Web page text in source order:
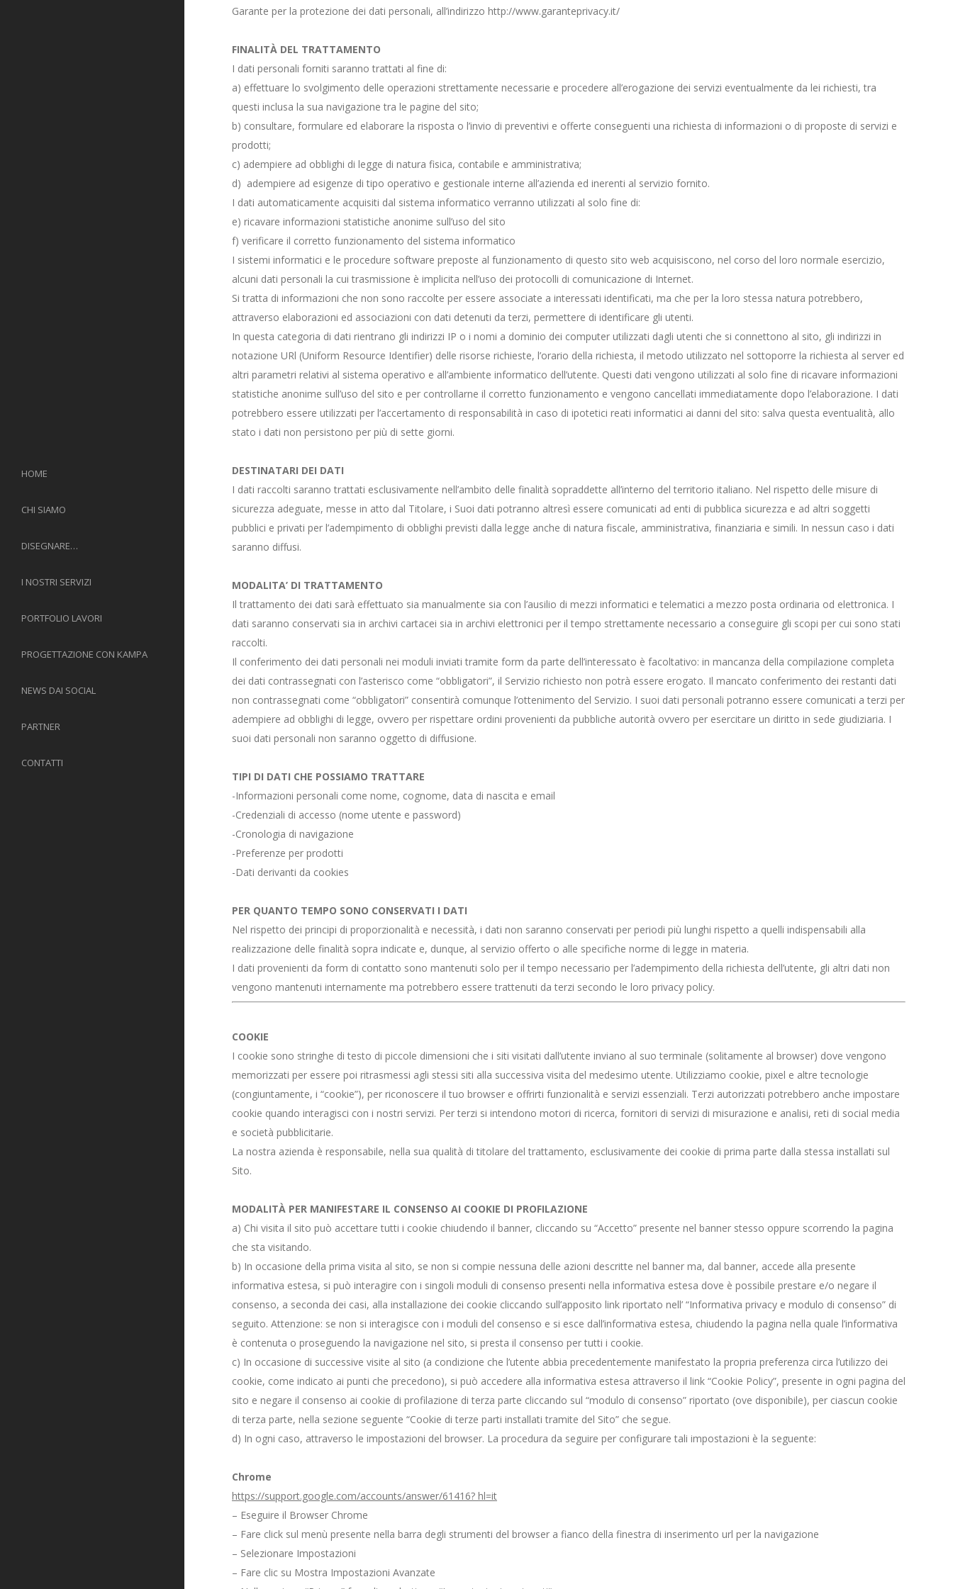
HOME
CHI SIAMO
DISEGNARE…
I NOSTRI SERVIZI
PORTFOLIO LAVORI
PROGETTAZIONE CON KAMPA
NEWS DAI SOCIAL
PARTNER
CONTATTI
Garante per la protezione dei dati personali, all’indirizzo http://www.garanteprivacy.it/
FINALITÀ DEL TRATTAMENTO
I dati personali forniti saranno trattati al fine di:
a) effettuare lo svolgimento delle operazioni strettamente necessarie e procedere all’erogazione dei servizi eventualmente da lei richiesti, tra
questi inclusa la sua navigazione tra le pagine del sito;
b) consultare, formulare ed elaborare la risposta o l’invio di preventivi e offerte conseguenti una richiesta di informazioni o di proposte di servizi e
prodotti;
c) adempiere ad obblighi di legge di natura fisica, contabile e amministrativa;
d) adempiere ad esigenze di tipo operativo e gestionale interne all’azienda ed inerenti al servizio fornito.
I dati automaticamente acquisiti dal sistema informatico verranno utilizzati al solo fine di:
e) ricavare informazioni statistiche anonime sull’uso del sito
f) verificare il corretto funzionamento del sistema informatico
I sistemi informatici e le procedure software preposte al funzionamento di questo sito web acquisiscono, nel corso del loro normale esercizio,
alcuni dati personali la cui trasmissione è implicita nell’uso dei protocolli di comunicazione di Internet.
Si tratta di informazioni che non sono raccolte per essere associate a interessati identificati, ma che per la loro stessa natura potrebbero,
attraverso elaborazioni ed associazioni con dati detenuti da terzi, permettere di identificare gli utenti.
In questa categoria di dati rientrano gli indirizzi IP o i nomi a dominio dei computer utilizzati dagli utenti che si connettono al sito, gli indirizzi in
notazione URl (Uniform Resource Identifier) delle risorse richieste, l’orario della richiesta, il metodo utilizzato nel sottoporre la richiesta al server ed
altri parametri relativi al sistema operativo e all’ambiente informatico dell’utente. Questi dati vengono utilizzati al solo fine di ricavare informazioni
statistiche anonime sull’uso del sito e per controllarne il corretto funzionamento e vengono cancellati immediatamente dopo l’elaborazione. I dati
potrebbero essere utilizzati per l’accertamento di responsabilità in caso di ipotetici reati informatici ai danni del sito: salva questa eventualità, allo
stato i dati non persistono per più di sette giorni.
DESTINATARI DEI DATI
I dati raccolti saranno trattati esclusivamente nell’ambito delle finalità sopraddette all’interno del territorio italiano. Nel rispetto delle misure di
sicurezza adeguate, messe in atto dal Titolare, i Suoi dati potranno altresì essere comunicati ad enti di pubblica sicurezza e ad altri soggetti
pubblici e privati per l’adempimento di obblighi previsti dalla legge anche di natura fiscale, amministrativa, finanziaria e simili. In nessun caso i dati
saranno diffusi.
MODALITA’ DI TRATTAMENTO
Il trattamento dei dati sarà effettuato sia manualmente sia con l’ausilio di mezzi informatici e telematici a mezzo posta ordinaria od elettronica. I
dati saranno conservati sia in archivi cartacei sia in archivi elettronici per il tempo strettamente necessario a conseguire gli scopi per cui sono stati
raccolti.
Il conferimento dei dati personali nei moduli inviati tramite form da parte dell’interessato è facoltativo: in mancanza della compilazione completa
dei dati contrassegnati con l’asterisco come “obbligatori”, il Servizio richiesto non potrà essere erogato. Il mancato conferimento dei restanti dati
non contrassegnati come “obbligatori” consentirà comunque l’ottenimento del Servizio. I suoi dati personali potranno essere comunicati a terzi per
adempiere ad obblighi di legge, ovvero per rispettare ordini provenienti da pubbliche autorità ovvero per esercitare un diritto in sede giudiziaria. I
suoi dati personali non saranno oggetto di diffusione.
TIPI DI DATI CHE POSSIAMO TRATTARE
-Informazioni personali come nome, cognome, data di nascita e email
-Credenziali di accesso (nome utente e password)
-Cronologia di navigazione
-Preferenze per prodotti
-Dati derivanti da cookies
PER QUANTO TEMPO SONO CONSERVATI I DATI
Nel rispetto dei principi di proporzionalità e necessità, i dati non saranno conservati per periodi più lunghi rispetto a quelli indispensabili alla
realizzazione delle finalità sopra indicate e, dunque, al servizio offerto o alle specifiche norme di legge in materia.
I dati provenienti da form di contatto sono mantenuti solo per il tempo necessario per l’adempimento della richiesta dell’utente, gli altri dati non
vengono mantenuti internamente ma potrebbero essere trattenuti da terzi secondo le loro privacy policy.
COOKIE
I cookie sono stringhe di testo di piccole dimensioni che i siti visitati dall’utente inviano al suo terminale (solitamente al browser) dove vengono
memorizzati per essere poi ritrasmessi agli stessi siti alla successiva visita del medesimo utente. Utilizziamo cookie, pixel e altre tecnologie
(congiuntamente, i “cookie”), per riconoscere il tuo browser e offrirti funzionalità e servizi essenziali. Terzi autorizzati potrebbero anche impostare
cookie quando interagisci con i nostri servizi. Per terzi si intendono motori di ricerca, fornitori di servizi di misurazione e analisi, reti di social media
e società pubblicitarie.
La nostra azienda è responsabile, nella sua qualità di titolare del trattamento, esclusivamente dei cookie di prima parte dalla stessa installati sul
Sito.
MODALITÀ PER MANIFESTARE IL CONSENSO AI COOKIE DI PROFILAZIONE
a) Chi visita il sito può accettare tutti i cookie chiudendo il banner, cliccando su “Accetto” presente nel banner stesso oppure scorrendo la pagina
che sta visitando.
b) In occasione della prima visita al sito, se non si compie nessuna delle azioni descritte nel banner ma, dal banner, accede alla presente
informativa estesa, si può interagire con i singoli moduli di consenso presenti nella informativa estesa dove è possibile prestare e/o negare il
consenso, a seconda dei casi, alla installazione dei cookie cliccando sull’apposito link riportato nell’ “Informativa privacy e modulo di consenso” di
seguito. Attenzione: se non si interagisce con i moduli del consenso e si esce dall’informativa estesa, chiudendo la pagina nella quale l’informativa
è contenuta o proseguendo la navigazione nel sito, si presta il consenso per tutti i cookie.
c) In occasione di successive visite al sito (a condizione che l’utente abbia precedentemente manifestato la propria preferenza circa l’utilizzo dei
cookie, come indicato ai punti che precedono), si può accedere alla informativa estesa attraverso il link “Cookie Policy”, presente in ogni pagina del
sito e negare il consenso ai cookie di profilazione di terza parte cliccando sul “modulo di consenso” riportato (ove disponibile), per ciascun cookie
di terza parte, nella sezione seguente “Cookie di terze parti installati tramite del Sito” che segue.
d) In ogni caso, attraverso le impostazioni del browser. La procedura da seguire per configurare tali impostazioni è la seguente:
Chrome
https://support.google.com/accounts/answer/61416? hl=it
– Eseguire il Browser Chrome
– Fare click sul menù presente nella barra degli strumenti del browser a fianco della finestra di inserimento url per la navigazione
– Selezionare Impostazioni
– Fare clic su Mostra Impostazioni Avanzate